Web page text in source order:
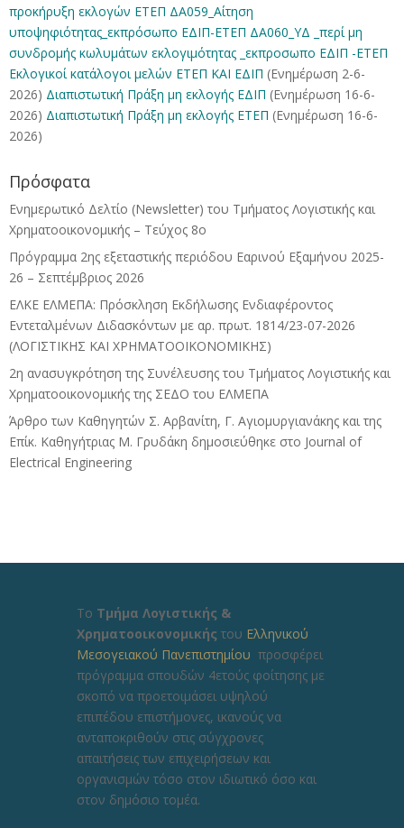
προκήρυξη εκλογών ΕΤΕΠ ΔΑ059_Αίτηση
υποψηφιότητας_εκπρόσωπο ΕΔΙΠ-ΕΤΕΠ ΔΑ060_ΥΔ _περί μη
συνδρομής κωλυμάτων εκλογιμότητας _εκπροσωπο ΕΔΙΠ -ΕΤΕΠ
Εκλογικοί κατάλογοι μελών ΕΤΕΠ ΚΑΙ ΕΔΙΠ (Ενημέρωση 2-6-
2026) Διαπιστωτική Πράξη μη εκλογής ΕΔΙΠ (Ενημέρωση 16-6-
2026) Διαπιστωτική Πράξη μη εκλογής ΕΤΕΠ (Ενημέρωση 16-6-
2026)
Πρόσφατα
Ενημερωτικό Δελτίο (Newsletter) του Τμήματος Λογιστικής και
Χρηματοοικονομικής – Τεύχος 8ο
Πρόγραμμα 2ης εξεταστικής περιόδου Eαρινού Eξαμήνου 2025-
26 – Σεπτέμβριος 2026
ΕΛΚΕ ΕΛΜΕΠΑ: Πρόσκληση Εκδήλωσης Ενδιαφέροντος
Εντεταλμένων Διδασκόντων με αρ. πρωτ. 1814/23-07-2026
(ΛΟΓΙΣΤΙΚΗΣ ΚΑΙ ΧΡΗΜΑΤΟΟΙΚΟΝΟΜΙΚΗΣ)
2η ανασυγκρότηση της Συνέλευσης του Τμήματος Λογιστικής και
Χρηματοοικονομικής της ΣΕΔΟ του ΕΛΜΕΠΑ
Άρθρο των Καθηγητών Σ. Αρβανίτη, Γ. Αγιομυργιανάκης και της
Επίκ. Καθηγήτριας Μ. Γρυδάκη δημοσιεύθηκε στο Journal of
Electrical Engineering
Το Τμήμα Λογιστικής &
Χρηματοοικονομικής του Ελληνικού
Μεσογειακού Πανεπιστημίου προσφέρει
πρόγραμμα σπουδών 4ετούς φοίτησης με
σκοπό να προετοιμάσει υψηλού
επιπέδου επιστήμονες, ικανούς να
ανταποκριθούν στις σύγχρονες
απαιτήσεις των επιχειρήσεων και
οργανισμών τόσο στον ιδιωτικό όσο και
στον δημόσιο τομέα.